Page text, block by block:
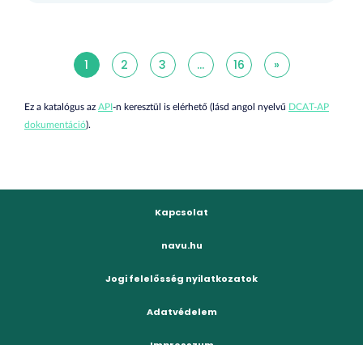
1 2 3 ... 16 »
Ez a katalógus az API-n keresztül is elérhető (lásd angol nyelvű DCAT-AP
dokumentáció).
Kapcsolat
navu.hu
Jogi felelősség nyilatkozatok
Adatvédelem